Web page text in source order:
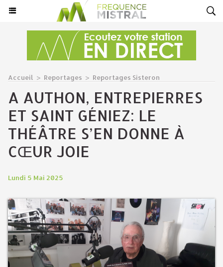
Accueil > Reportages > Reportages Sisteron
A AUTHON, ENTREPIERRES
ET SAINT GÉNIEZ: LE
THÉÂTRE S’EN DONNE À
CŒUR JOIE
Lundi 5 Mai 2025